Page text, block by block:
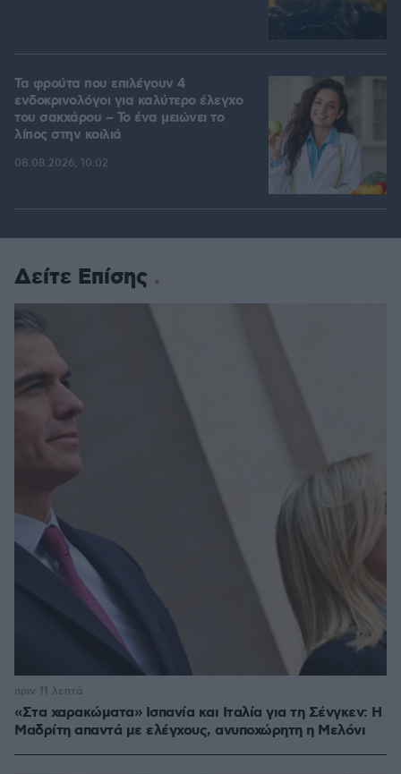
Τα φρούτα που επιλέγουν 4
ενδοκρινολόγοι για καλύτερο έλεγχο
του σακχάρου – Το ένα μειώνει το
λίπος στην κοιλιά
08.08.2026, 10:02
Δείτε Επίσης
«Στα χαρακώματα» Ισπανία και Ιταλία για τη Σένγκεν: Η
Μαδρίτη απαντά με ελέγχους, ανυποχώρητη η Μελόνι
πριν 11 λεπτά